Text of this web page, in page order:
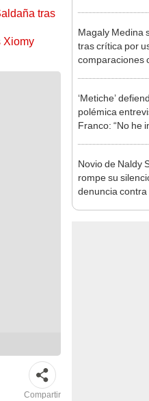
tras
Xiomy
Compartir
Magaly Medina
tras crítica por
comparaciones
‘Metiche’
polémica
Franco: “No he
Novio de Naldy
rompe su
denuncia contra